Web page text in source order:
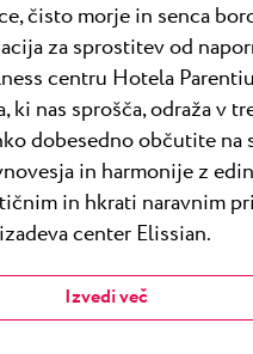
čisto morje in senca
za sprostitev od
centru Hotela
ki nas sprošča, odraža v
dobesedno občutite na
in harmonije z
in hkrati naravnim
center Elissian.
Izvedi več